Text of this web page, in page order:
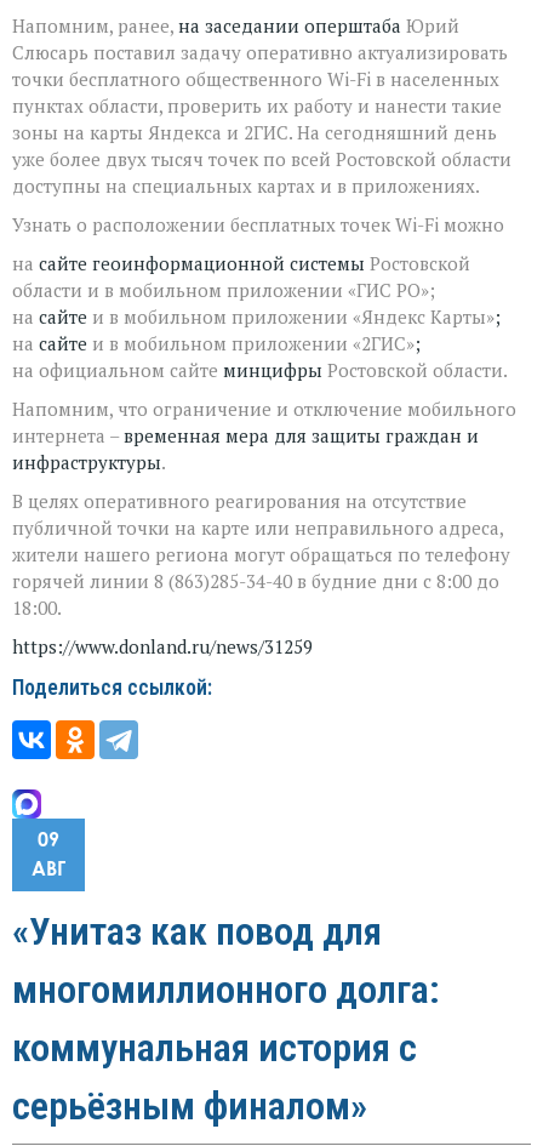
Напомним, ранее, на заседании оперштаба Юрий
Слюсарь поставил задачу оперативно актуализировать
точки бесплатного общественного Wi-Fi в населенных
пунктах области, проверить их работу и нанести такие
зоны на карты Яндекса и 2ГИС. На сегодняшний день
уже более двух тысяч точек по всей Ростовской области
доступны на специальных картах и в приложениях.
Узнать о расположении бесплатных точек Wi-Fi можно
на сайте геоинформационной системы Ростовской
области и в мобильном приложении «ГИС РО»;
на сайте и в мобильном приложении «Яндекс Карты»;
на сайте и в мобильном приложении «2ГИС»;
на официальном сайте минцифры Ростовской области.
Напомним, что ограничение и отключение мобильного
интернета –временная мера для защиты граждан и
инфраструктуры.
В целях оперативного реагирования на отсутствие
публичной точки на карте или неправильного адреса,
жители нашего региона могут обращаться по телефону
горячей линии 8 (863)285-34-40 в будние дни с 8:00 до
18:00.
https://www.donland.ru/news/31259
Поделиться ссылкой:
09
АВГ
«Унитаз как повод для
многомиллионного долга:
коммунальная история с
серьёзным финалом»